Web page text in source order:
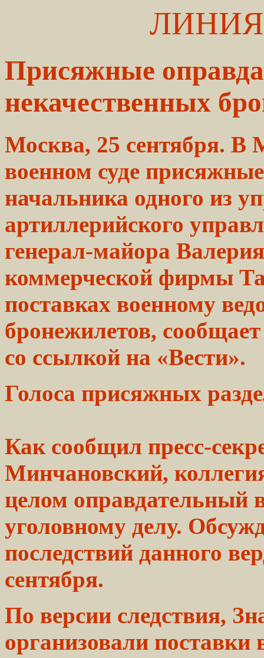
Присяжные
некачественных
Москва, 25 сентября. В
военном суде
начальника одного из
артиллерийского
генерал-майора
коммерческой фирмы
поставках военному
бронежилетов,
со ссылкой на «Вести».
Голоса присяжных
Как сообщил пресс-
Минчановский,
целом оправдательный
уголовному делу.
последствий данного
сентября.
По версии следствия,
организовали поставки